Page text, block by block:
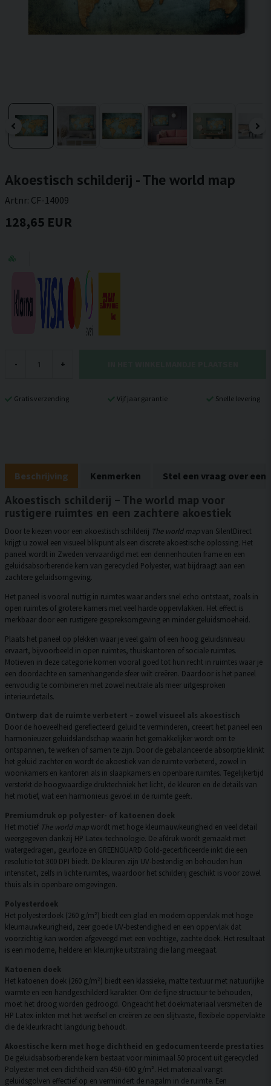
Akoestisch schilderij - The world map
Artnr: CF-14009
128,65 EUR
- +
Gratis verzending Vijf jaar garantie Snelle levering
Beschrijving Kenmerken Stel een vraag over een
Akoestisch schilderij – The world map voor
rustigere ruimtes en een zachtere akoestiek
Door te kiezen voor een akoestisch schilderij The world mapvan SilentDirect
krijgt u zowel een visueel blikpunt als een discrete akoestische oplossing. Het
paneel wordt in Zweden vervaardigd met een dennenhouten frame en een
geluidsabsorberende kern van gerecycled Polyester, wat bijdraagt aan een
zachtere geluidsomgeving.
Het paneel is vooral nuttig in ruimtes waar anders snel echo ontstaat, zoals in
open ruimtes of grotere kamers met veel harde oppervlakken. Het effect is
merkbaar door een rustigere gespreksomgeving en minder geluidsmoeheid.
Plaats het paneel op plekken waar je veel galm of een hoog geluidsniveau
ervaart, bijvoorbeeld in open ruimtes, thuiskantoren of sociale ruimtes.
Motieven in deze categorie komen vooral goed tot hun recht in ruimtes waar je
een doordachte en samenhangende sfeer wilt creëren. Daardoor is het paneel
eenvoudig te combineren met zowel neutrale als meer uitgesproken
interieurdetails.
Ontwerp dat de ruimte verbetert – zowel visueel als akoestisch
Door de hoeveelheid gereflecteerd geluid te verminderen, creëert het paneel een
harmonieuzer geluidslandschap waarin het gemakkelijker wordt om te
ontspannen, te werken of samen te zijn. Door de gebalanceerde absorptie klinkt
het geluid zachter en wordt de akoestiek van de ruimte verbeterd, zowel in
woonkamers en kantoren als in slaapkamers en openbare ruimtes. Tegelijkertijd
versterkt de hoogwaardige druktechniek het licht, de kleuren en de details van
het motief, wat een harmonieus gevoel in de ruimte geeft.
Premiumdruk op polyester- of katoenen doek
Het motief The world map wordt met hoge kleurnauwkeurigheid en veel detail
weergegeven dankzij HP Latex-technologie. De afdruk wordt gemaakt met
watergedragen, geurloze en GREENGUARD Gold-gecertificeerde inkt die een
resolutie tot 300 DPI biedt. De kleuren zijn UV-bestendig en behouden hun
intensiteit, zelfs in lichte ruimtes, waardoor het schilderij geschikt is voor zowel
thuis als in openbare omgevingen.
Polyesterdoek
Het polyesterdoek (260 g/m²) biedt een glad en modern oppervlak met hoge
kleurnauwkeurigheid, zeer goede UV-bestendigheid en een oppervlak dat
voorzichtig kan worden afgeveegd met een vochtige, zachte doek. Het resultaat
is een moderne, heldere en kleurrijke uitstraling die lang meegaat.
Katoenen doek
Het katoenen doek (260 g/m²) biedt een klassieke, matte textuur met natuurlijke
warmte en een handgeschilderd karakter. Om de fijne structuur te behouden,
moet het droog worden gedroogd. Ongeacht het doekmateriaal versmelten de
HP Latex-inkten met het weefsel en creëren ze een slijtvaste, flexibele oppervlakte
die de kleurkracht langdurig behoudt.
Akoestische kern met hoge dichtheid en gedocumenteerde prestaties
De geluidsabsorberende kern bestaat voor minimaal 50 procent uit gerecycled
Polyester met een dichtheid van 450–600 g/m². Het materiaal vangt
geluidsgolven effectief op en vermindert de nagalm in de ruimte. Een